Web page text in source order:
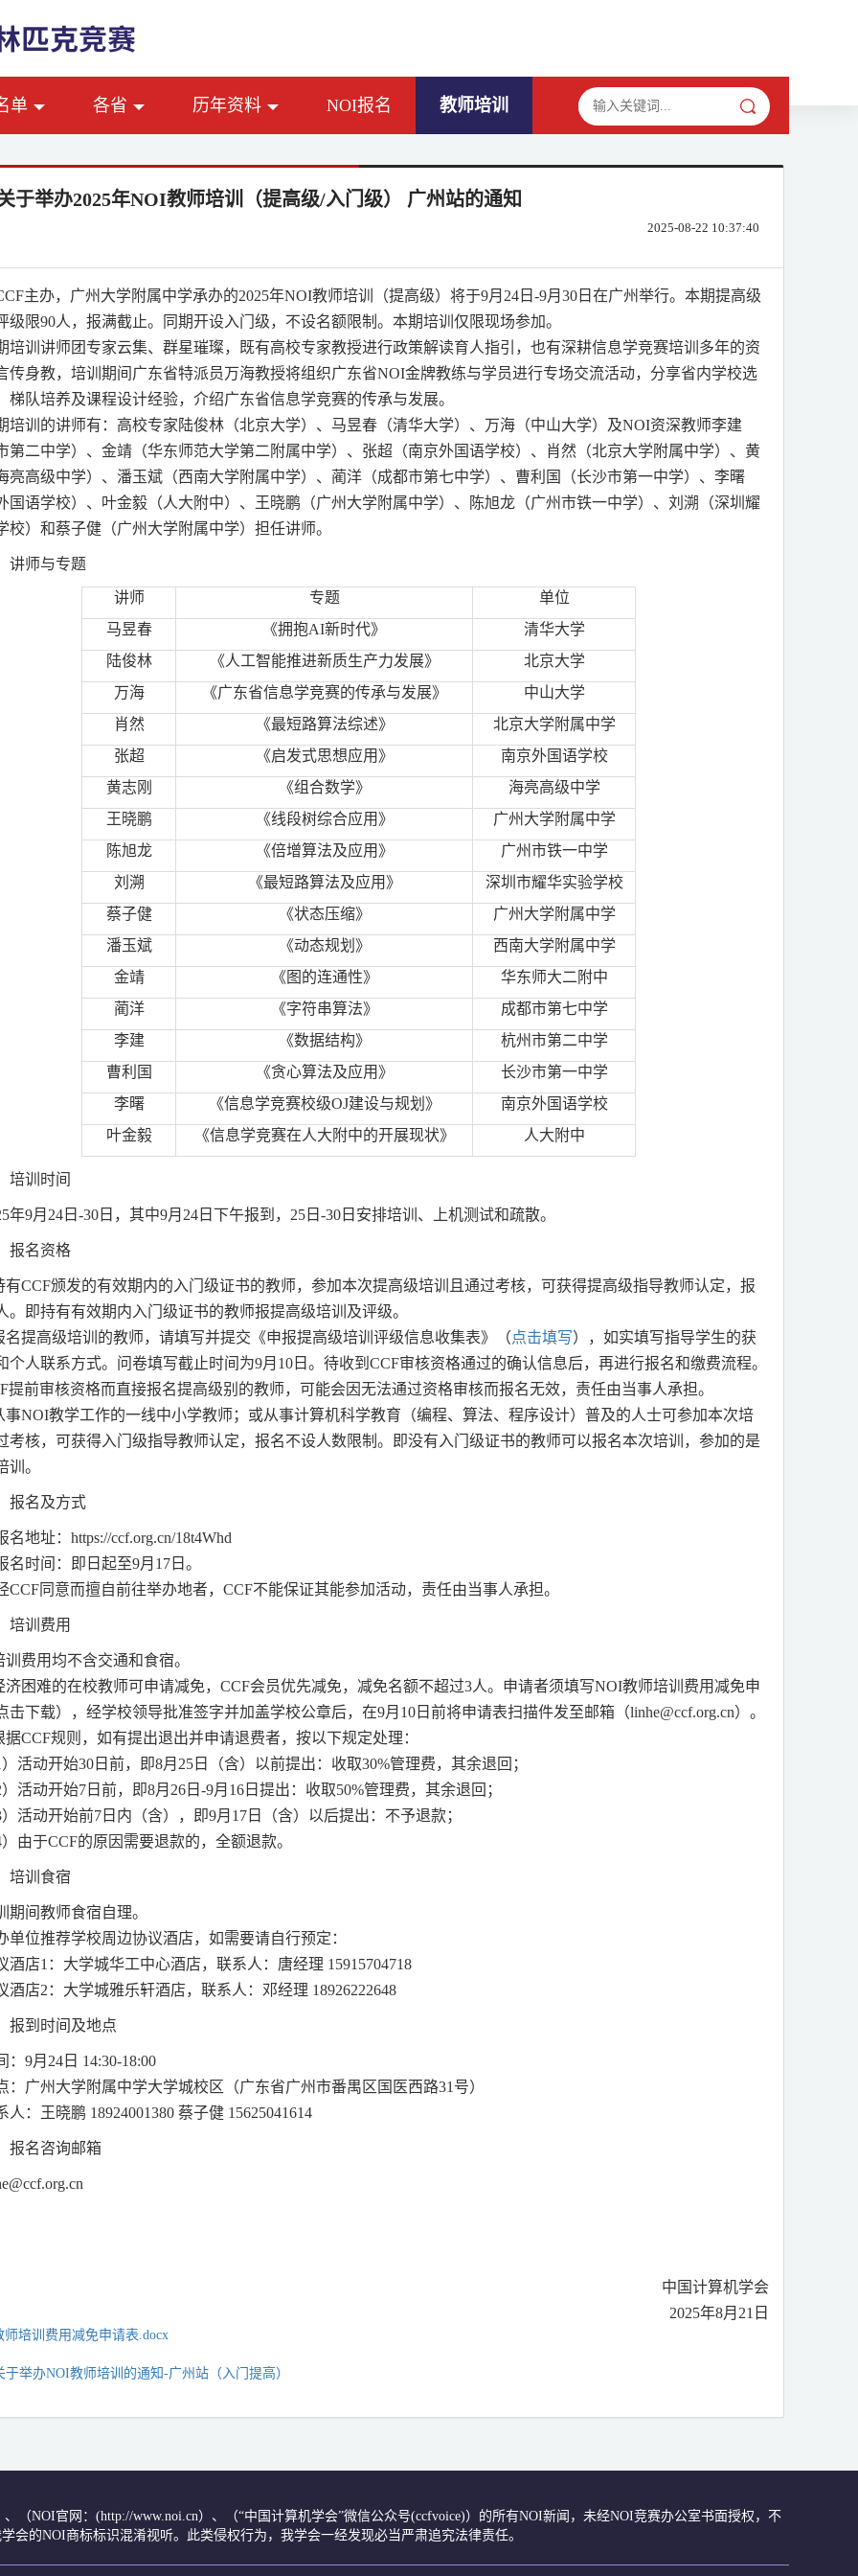
单 各省 历年资料 NOI报名 教师培训
于举办2025年NOI教师培训（提高级/入门级） 广州站的通知
2025-08-22 10:37:40
主办，广州大学附属中学承办的2025年NOI教师培训（提高级）将于9月 24 日-9月30 日在广州举行。本期提高级
级限90人，报满截止。同期开设入门级，不设名额限制。本期培训仅限现场参加。
培训讲师团专家云集、群星璀璨，既有高校专家教授进行政策解读育人指引，也有深耕信息学竞赛培训多年的资
传身教，培训期间广东省特派员万海教授将组织广东省NOI金牌教练与学员进行专场交流活动，分享省内学校选
梯队培养及课程设计经验，介绍广东省信息学竞赛的传承与发展。
培训的讲师有： 高校专家陆俊林（北京大学）、马昱春（清华大学）、万海（中山大学）及NOI资深教师李建
第二中学）、金靖（华东师范大学第二附属中学）、张超（南京外国语学校）、肖然（北京大学附属中学）、黄
亮高级中学）、潘玉斌（西南大学附属中学）、蔺洋（成都市第七中学）、曹利国（长沙市第一中学）、李曙
国语学校）、叶金毅（人大附中）、王晓鹏（广州大学附属中学）、陈旭龙（广州市铁一中学）、刘溯（深圳耀
校）和蔡子健（广州大学附属中学）担任讲师。
讲师与专题
讲师 专题
单位
马昱春
《拥抱AI新时代》
清华大学
陆俊林
《人工智能推进新质生产力发展》
北京大学
万海
《广东省信息学竞赛的传承与发展》
中山大学
肖然
《最短路算法综述》
北京大学附属中学
张超
《启发式思想应用》
南京外国语学校
黄志刚
《组合数学》
海亮高级中学
王晓鹏
《线段树综合应用》
广州大学附属中学
陈旭龙
《倍增算法及应用》
广州市铁一中学
刘溯
《最短路算法及应用》
深圳市耀华实验学校
蔡子健
《状态压缩》
广州大学附属中学
潘玉斌
《动态规划》
西南大学附属中学
金靖
《图的连通性》
华东师大二附中
蔺洋
《字符串算法》
成都市第七中学
李建
《数据结构》
杭州市第二中学
曹利国
《贪心算法及应用》
长沙市第一中学
李曙
《信息学竞赛校级OJ建设与规划 》
南京外国语学校
叶金毅
《信息学竞赛在人大附中的开展现状》 人大附中
培训时间
年9月 24 日-30 日，其中9月 24 日下午报到， 25 日-30 日安排培训、上机测试和疏散。
报名资格
有CCF颁发的有效期内的入门级证书的教师，参加本次提高级培训且通过考核，可获得提高级指导教师认定，报
。即持有有效期内入门级证书的教师报提高级培训及评级。
名提高级培训的教师，请填写并提交《申报提高级培训评级信息收集表》（点击填写），如实填写指导学生的获
个人联系方式。问卷填写截止时间为9月 10 日。待收到CCF审核资格通过的确认信息后，再进行报名和缴费流程。
提前审核资格而直接报名提高级别的教师，可能会因无法通过资格审核而报名无效，责任由当事人承担。
事NOI教学工作的一线中小学教师；或从事计算机科学教育（编程、算法、程序设计）普及的人士可参加本次培
考核，可获得入门级指导教师认定，报名不设人数限制。即没有入门级证书的教师可以报名本次培训，参加的是
训。
报名及方式
名地址：https://ccf.org.cn/18t4Whd
名时间：即日起至9月 17 日。
CCF同意而擅自前往举办地者，CCF不能保证其能参加活动，责任由当事人承担。
培训费用
训费用均不含交通和食宿。
济困难的在校教师可申请减免，CCF会员优先减免，减免名额不超过3人。申请者须填写NOI教师培训费用减免申
击下载），经学校领导批准签字并加盖学校公章后，在9月 10 日前将申请表扫描件发至邮箱（linhe@ccf.org.cn）。
据CCF规则，如有提出退出并申请退费者，按以下规定处理：
） 活动开始30 日前，即8月 25 日（含）以前提出：收取30%管理费，其余退回；
）活动开始7 日前，即8月 26 日-9月 16 日提出：收取50%管理费，其余退回；
）活动开始前7 日内（含），即9月 17 日（含）以后提出：不予退款；
）由于CCF的原因需要退款的，全额退款。
培训食宿
期间教师食宿自理。
单位推荐学校周边协议酒店，如需要请自行预定：
酒店1 ：大学城华工中心酒店，联系人：唐经理 15915704718
酒店2 ：大学城雅乐轩酒店，联系人：邓经理 18926222648
报到时间及地点
：9月 24 日 14:30-18:00
：广州大学附属中学大学城校区（广东省广州市番禺区国医西路31 号）
人：王晓鹏 18924001380蔡子健 15625041614
报名咨询邮箱
中国计算机学会
2025年8月 21 日
师培训费用减免申请表.docx
于举办NOI教师培训的通知-广州站（入门提高）
（NOI官网：(http://www.noi.cn）、（“中国计算机学会”微信公众号(ccfvoice)）的所有NOI新闻，未经NOI竞赛办公室书面授权，不
会的NOI商标标识混淆视听。此类侵权行为，我学会一经发现必当严肃追究法律责任。